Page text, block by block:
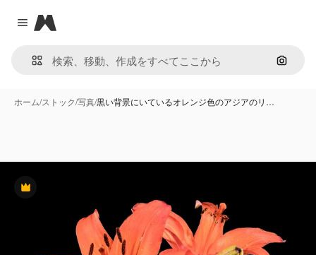
Close menu
Magnific
画像で
ホーム/ストック/写真/黒い背景にいているオレンジ色のアジアのリ…
Premium